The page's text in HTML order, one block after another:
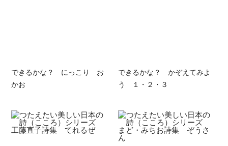
できるかな？ にっこり お
かお
できるかな？ かぞえてみよ
う １・２・３